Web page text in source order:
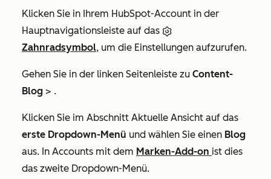
Klicken Sie in Ihrem HubSpot-Account in der
Hauptnavigationsleiste auf das
Zahnradsymbol, um die Einstellungen aufzurufen.
Gehen Sie in der linken Seitenleiste zu Content-
Blog > .
Klicken Sie im Abschnitt Aktuelle Ansicht auf das
erste Dropdown-Menü und wählen Sie einen Blog
aus. In Accounts mit dem Marken-Add-on ist dies
das zweite Dropdown-Menü.